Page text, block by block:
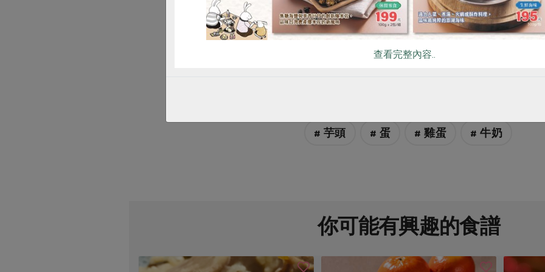
原文刊登於 2023年11月234期
求新求變 翻轉本土畜牧
# 芋頭 # 蛋 # 雞蛋 # 牛奶
你可能有興趣的食譜
查看完整內容..